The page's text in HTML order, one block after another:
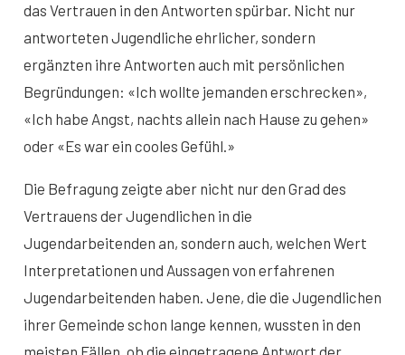
das Vertrauen in den Antworten spürbar. Nicht nur
antworteten Jugendliche ehrlicher, sondern
ergänzten ihre Antworten auch mit persönlichen
Begründungen: «Ich wollte jemanden erschrecken»,
«Ich habe Angst, nachts allein nach Hause zu gehen»
oder «Es war ein cooles Gefühl.»
Die Befragung zeigte aber nicht nur den Grad des
Vertrauens der Jugendlichen in die
Jugendarbeitenden an, sondern auch, welchen Wert
Interpretationen und Aussagen von erfahrenen
Jugendarbeitenden haben. Jene, die die Jugendlichen
ihrer Gemeinde schon lange kennen, wussten in den